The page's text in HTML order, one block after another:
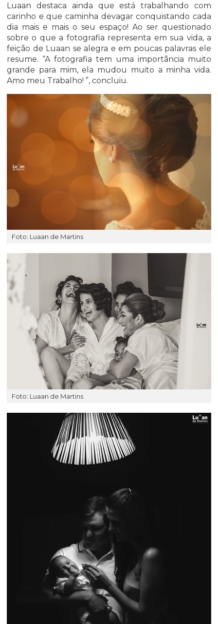
Luaan destaca ainda que está trabalhando com
carinho e que caminha devagar conquistando cada
dia mais e mais o seu espaço! Ao ser questionado
sobre o que a fotografia representa em sua vida, a
feição de Luaan se alegra e em poucas palavras ele
resume. “A fotografia tem uma importância muito
grande para mim, ela mudou muito a minha vida.
Amo meu Trabalho! ”, concluiu.
Foto: Luaan de Martins
Foto: Luaan de Martins